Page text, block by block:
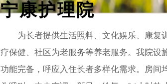
宁康护理院
为长者提供生活照料、文化娱乐、康复
疗保健、社区为老服务等养老服务。我院设
功能完备，呼应入住长者多样化需求。房间